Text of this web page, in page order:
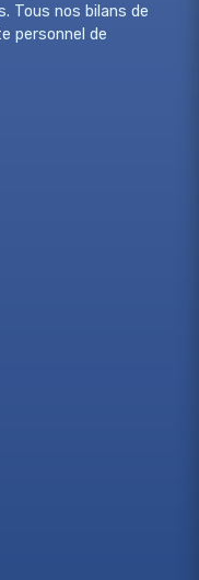
Tous nos bilans de
personnel de